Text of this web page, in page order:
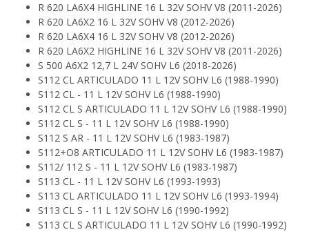
R 620 LA6X4 HIGHLINE 16 L 32V SOHV V8 (2011-2026)
R 620 LA6X2 16 L 32V SOHV V8 (2012-2026)
R 620 LA6X4 16 L 32V SOHV V8 (2012-2026)
R 620 LA6X2 HIGHLINE 16 L 32V SOHV V8 (2011-2026)
S 500 A6X2 12,7 L 24V SOHV L6 (2018-2026)
S112 CL ARTICULADO 11 L 12V SOHV L6 (1988-1990)
S112 CL - 11 L 12V SOHV L6 (1988-1990)
S112 CL S ARTICULADO 11 L 12V SOHV L6 (1988-1990)
S112 CL S - 11 L 12V SOHV L6 (1988-1990)
S112 S AR - 11 L 12V SOHV L6 (1983-1987)
S112+O8 ARTICULADO 11 L 12V SOHV L6 (1983-1987)
S112/ 112 S - 11 L 12V SOHV L6 (1983-1987)
S113 CL - 11 L 12V SOHV L6 (1993-1993)
S113 CL ARTICULADO 11 L 12V SOHV L6 (1993-1994)
S113 CL S - 11 L 12V SOHV L6 (1990-1992)
S113 CL S ARTICULADO 11 L 12V SOHV L6 (1990-1992)